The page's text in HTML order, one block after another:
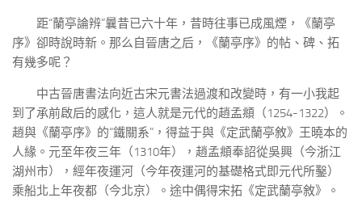
距“蘭亭論辨”曩昔已六十年，昔時往事已成風煙，《蘭亭
序》卻時說時新。那么自晉唐之后，《蘭亭序》的帖、碑、拓
有幾多呢？
中古晉唐書法向近古宋元書法過渡和改變時，有一小我起
到了承前啟后的感化，這人就是元代的趙孟頫（1254-1322）。
趙與《蘭亭序》的“鐵關系”，得益于與《定武蘭亭敘》王曉本的
人緣。元至年夜三年（1310年），趙孟頫奉詔從吳興（今浙江
湖州市），經年夜運河（今年夜運河的基礎格式即元代所鑿）
乘船北上年夜都（今北京）。途中偶得宋拓《定武蘭亭敘》。